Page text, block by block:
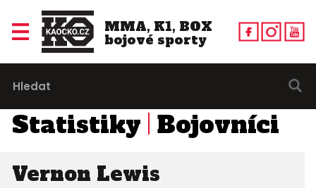
MMA, K1, BOX
bojové sporty
Statistiky Bojovníci
Vernon Lewis